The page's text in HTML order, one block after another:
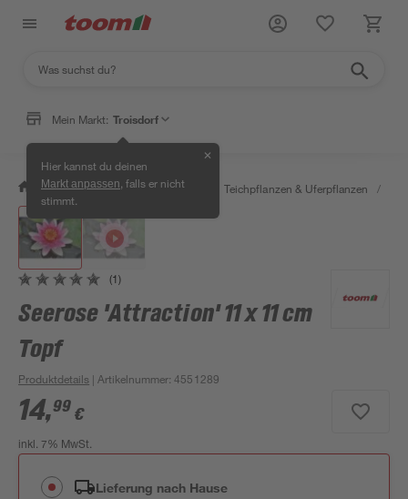
Mein Markt: Troisdorf
Hier kannst du deinen
Markt anpassen , falls er nicht
stimmt.
✕
/ Garten & Freizeit / Pflanzen Teichpflanzen & Uferpflanzen /
(1)
Seerose 'Attraction' 11 x 11 cm
Topf
Produktdetails | Artikelnummer:4551289
14,99 €
inkl. 7% MwSt.
Lieferung nach Hause